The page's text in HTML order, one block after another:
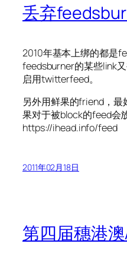
丢弃
2010年基本上绑的都是
feedsburner的某些link
启用twitterfeed。
另外用鲜果的friend，
果对于被block的feed会
https://ihead.info/feed
2011年02月18日
第四届穗港